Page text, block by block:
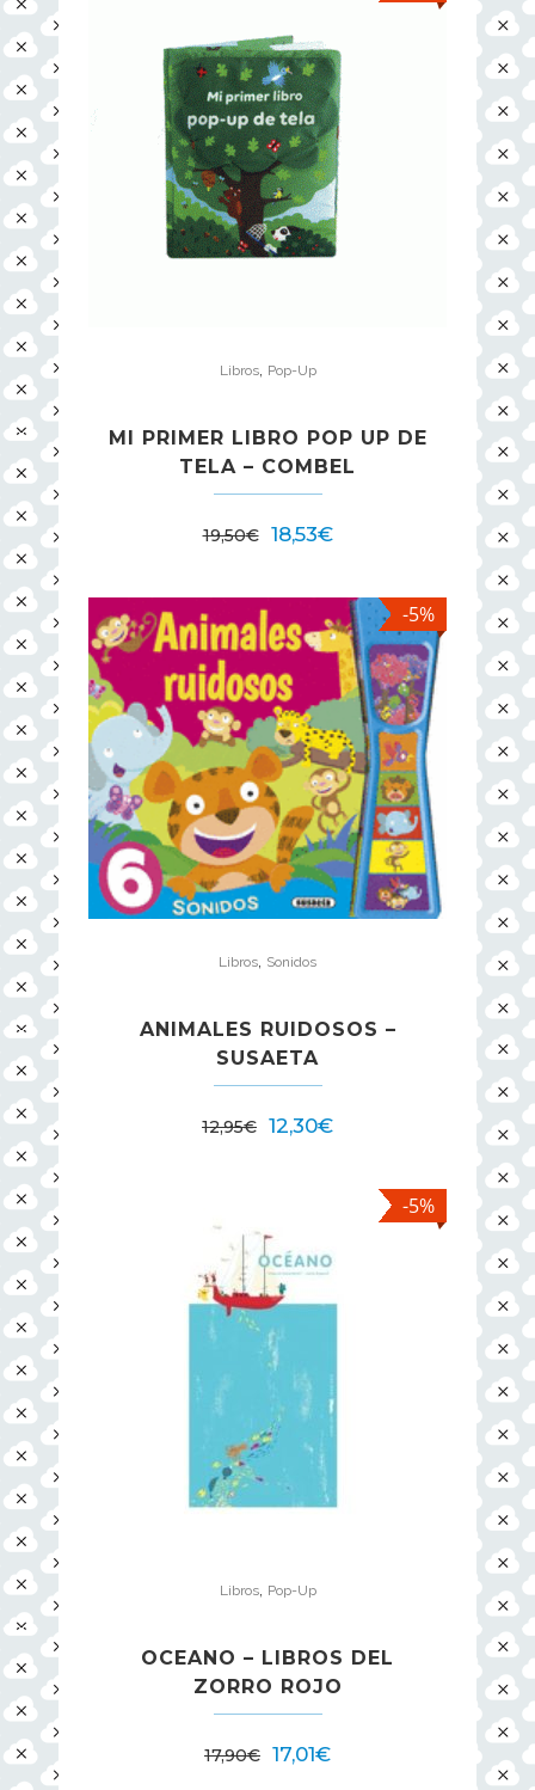
Libros, Pop-Up
MI PRIMER LIBRO POP UP DE
TELA – COMBEL
19,50€ 18,53€
-5%
Libros Sonidos
ANIMALES RUIDOSOS –
SUSAETA
12,95€ 12,30€
-5%
Libros, Pop-Up
OCEANO – LIBROS DEL
ZORRO ROJO
17,90€ 17,01€